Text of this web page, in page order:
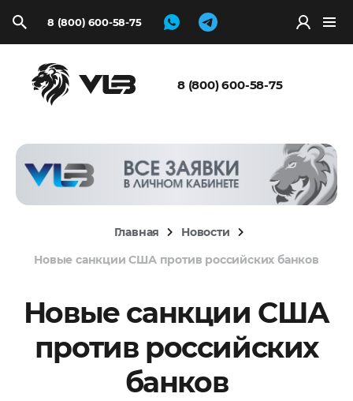
8 (800) 600-58-75
8 (800) 600-58-75
Главная
Новости
Новые санкции США против российских банков
Новые санкции США
против российских
банков
Запросить
расчёт
Файл